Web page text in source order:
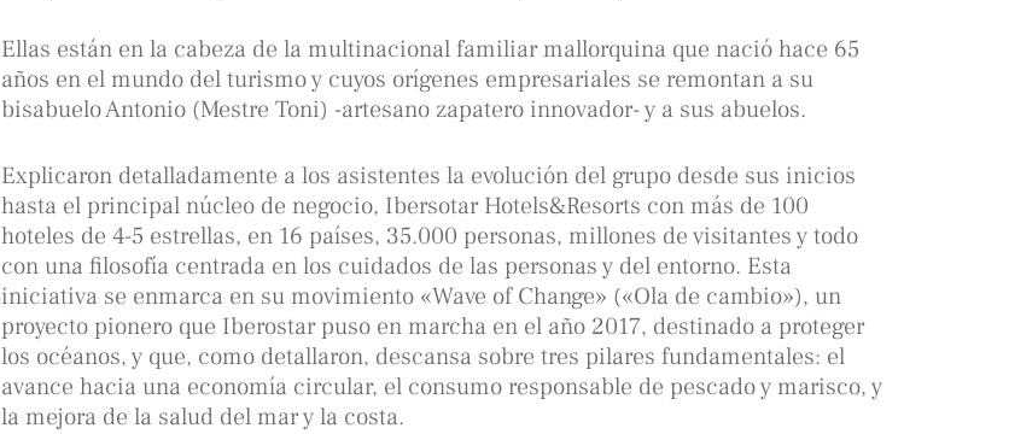
Ellas están en la cabeza de la multinacional familiar mallorquina que nació hace 65
años en el mundo del turismo y cuyos orígenes empresariales se remontan a su
bisabuelo Antonio (Mestre Toni) -artesano zapatero innovador- y a sus abuelos.
Explicaron detalladamente a los asistentes la evolución del grupo desde sus inicios
hasta el principal núcleo de negocio, Ibersotar Hotels&Resorts con más de 100
hoteles de 4-5 estrellas, en 16 países, 35.000 personas, millones de visitantes y todo
con una filosofía centrada en los cuidados de las personas y del entorno. Esta
iniciativa se enmarca en su movimiento «Wave of Change» («Ola de cambio»), un
proyecto pionero que Iberostar puso en marcha en el año 2017, destinado a proteger
los océanos, y que, como detallaron, descansa sobre tres pilares fundamentales: el
avance hacia una economía circular, el consumo responsable de pescado y marisco, y
la mejora de la salud del mar y la costa.